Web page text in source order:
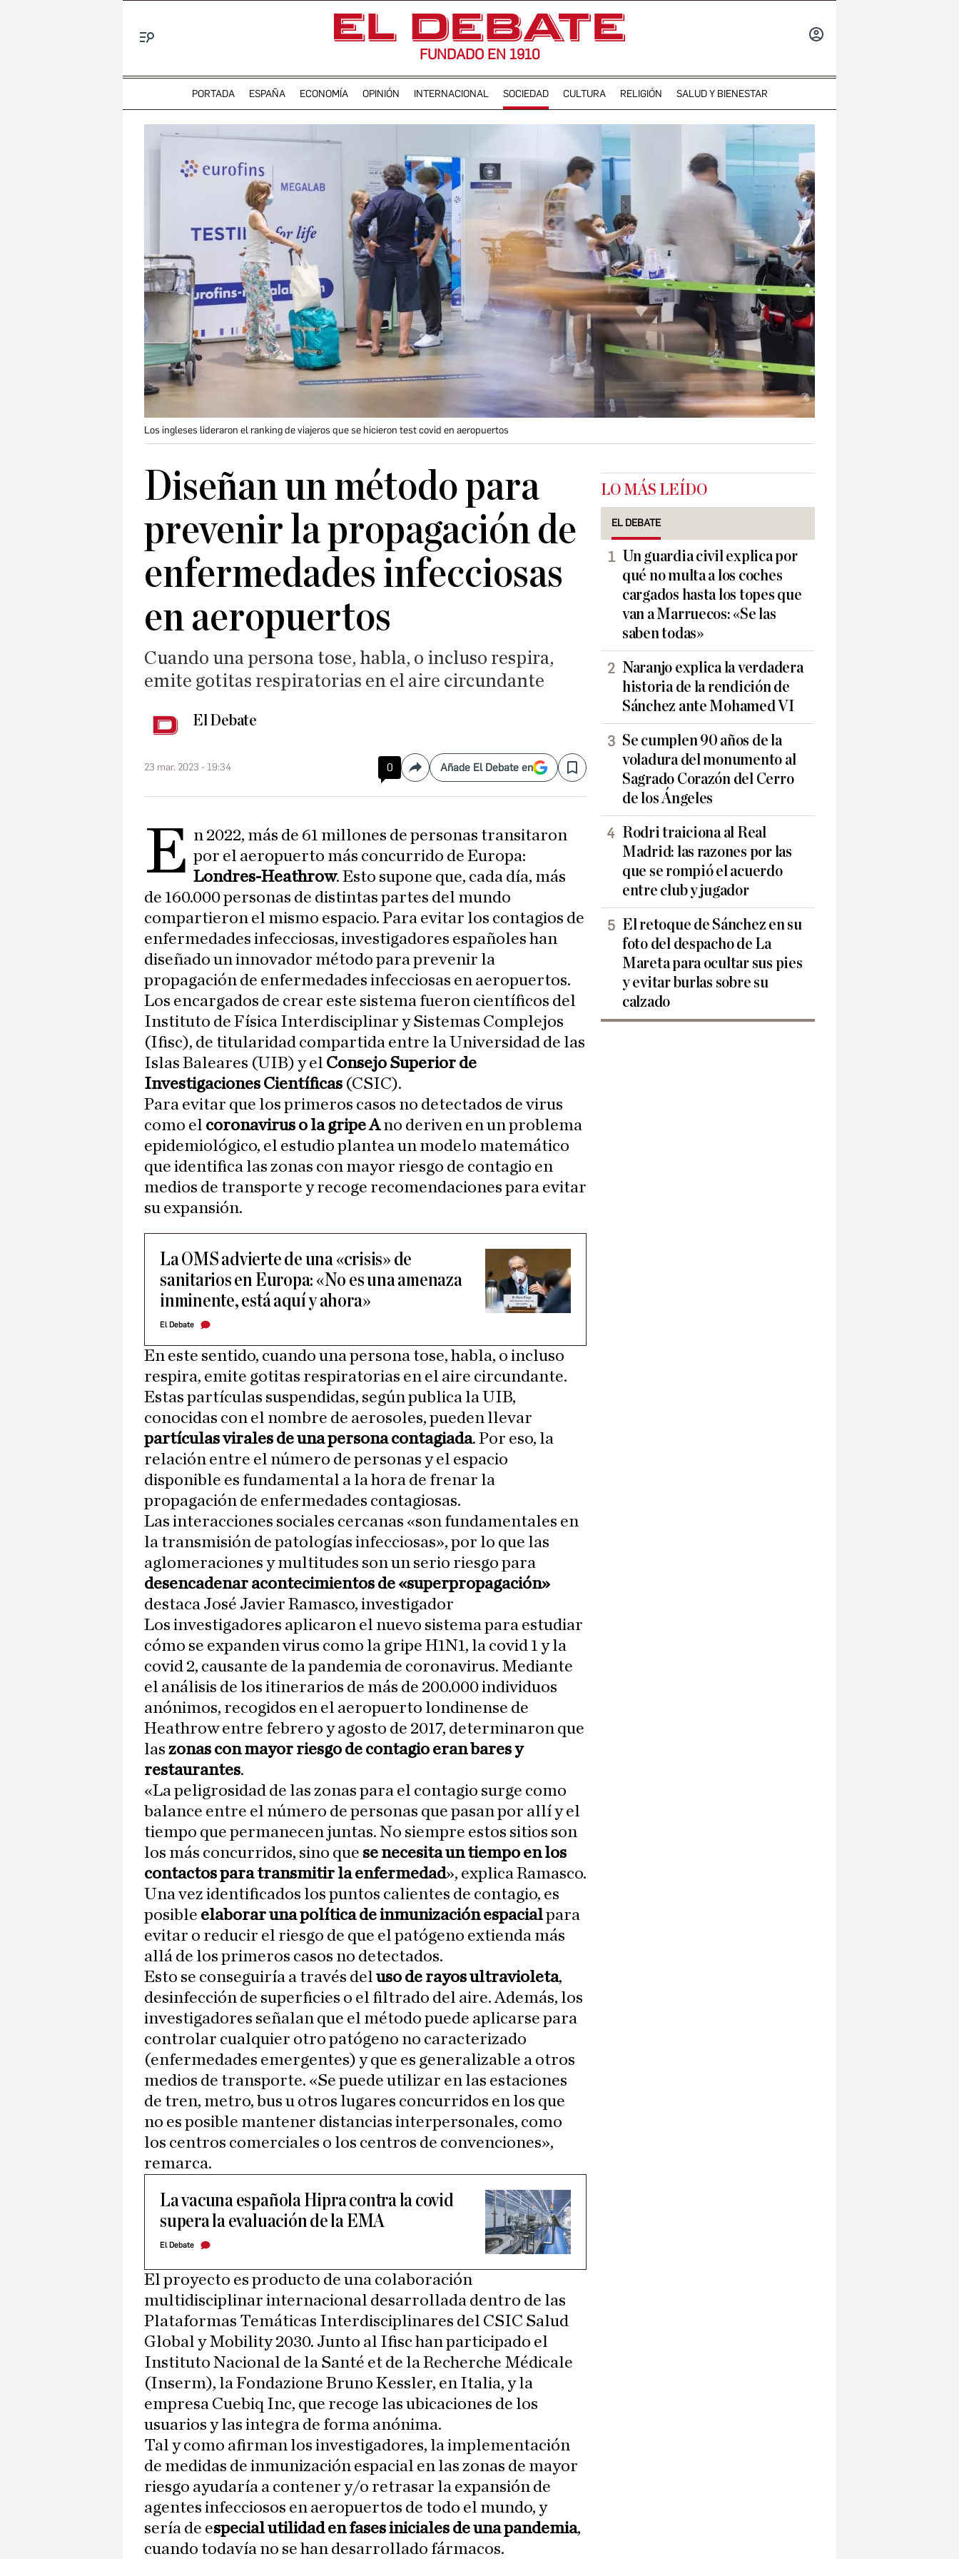
FUNDADO EN 1910
PORTADA ESPAÑA ECONOMÍA OPINIÓN INTERNACIONAL SOCIEDAD CULTURA RELIGIÓN SALUD Y BIENESTAR
Los ingleses lideraron el ranking de viajeros que se hicieron test covid en aeropuertos
Diseñan un método para
prevenir la propagación de
enfermedades infecciosas
en aeropuertos
Cuando una persona tose, habla, o incluso respira,
emite gotitas respiratorias en el aire circundante
El Debate
23 mar. 2023 - 19:34 0 CompartirAñade El Debate en Save
E n 2022, más de 61 millones de personas transitaron
por el aeropuerto más concurrido de Europa:
Londres-Heathrow. Esto supone que, cada día, más
de 160.000 personas de distintas partes del mundo
compartieron el mismo espacio. Para evitar los contagios de
enfermedades infecciosas, investigadores españoles han
diseñado un innovador método para prevenir la
propagación de enfermedades infecciosas en aeropuertos.
Los encargados de crear este sistema fueron científicos del
Instituto de Física Interdisciplinar y Sistemas Complejos
(Ifisc), de titularidad compartida entre la Universidad de las
Islas Baleares (UIB) y el Consejo Superior de
Investigaciones Científicas (CSIC).
Para evitar que los primeros casos no detectados de virus
como el coronavirus o la gripe Ano deriven en un problema
epidemiológico, el estudio plantea un modelo matemático
que identifica las zonas con mayor riesgo de contagio en
medios de transporte y recoge recomendaciones para evitar
su expansión.
La OMS advierte de una «crisis» de
sanitarios en Europa: «No es una amenaza
inminente, está aquí y ahora»
El Debate
En este sentido, cuando una persona tose, habla, o incluso
respira, emite gotitas respiratorias en el aire circundante.
Estas partículas suspendidas, según publica la UIB,
conocidas con el nombre de aerosoles, pueden llevar
partículas virales de una persona contagiada. Por eso, la
relación entre el número de personas y el espacio
disponible es fundamental a la hora de frenar la
propagación de enfermedades contagiosas.
Las interacciones sociales cercanas «son fundamentales en
la transmisión de patologías infecciosas», por lo que las
aglomeraciones y multitudes son un serio riesgo para
desencadenar acontecimientos de «superpropagación»
destaca José Javier Ramasco, investigador
Los investigadores aplicaron el nuevo sistema para estudiar
cómo se expanden virus como la gripe H1N1, la covid 1 y la
covid 2, causante de la pandemia de coronavirus. Mediante
el análisis de los itinerarios de más de 200.000 individuos
anónimos, recogidos en el aeropuerto londinense de
Heathrow entre febrero y agosto de 2017, determinaron que
las zonas con mayor riesgo de contagio eran bares y
restaurantes.
«La peligrosidad de las zonas para el contagio surge como
balance entre el número de personas que pasan por allí y el
tiempo que permanecen juntas. No siempre estos sitios son
los más concurridos, sino que se necesita un tiempo en los
contactos para transmitir la enfermedad», explica Ramasco.
Una vez identificados los puntos calientes de contagio, es
posible elaborar una política de inmunización espacialpara
evitar o reducir el riesgo de que el patógeno extienda más
allá de los primeros casos no detectados.
Esto se conseguiría a través del uso de rayos ultravioleta,
desinfección de superficies o el filtrado del aire. Además, los
investigadores señalan que el método puede aplicarse para
controlar cualquier otro patógeno no caracterizado
(enfermedades emergentes) y que es generalizable a otros
medios de transporte. «Se puede utilizar en las estaciones
de tren, metro, bus u otros lugares concurridos en los que
no es posible mantener distancias interpersonales, como
los centros comerciales o los centros de convenciones»,
remarca.
La vacuna española Hipra contra la covid
supera la evaluación de la EMA
El Debate
El proyecto es producto de una colaboración
multidisciplinar internacional desarrollada dentro de las
Plataformas Temáticas Interdisciplinares del CSIC Salud
Global y Mobility 2030. Junto al Ifisc han participado el
Instituto Nacional de la Santé et de la Recherche Médicale
(Inserm), la Fondazione Bruno Kessler, en Italia, y la
empresa Cuebiq Inc, que recoge las ubicaciones de los
usuarios y las integra de forma anónima.
Tal y como afirman los investigadores, la implementación
de medidas de inmunización espacial en las zonas de mayor
riesgo ayudaría a contener y/o retrasar la expansión de
agentes infecciosos en aeropuertos de todo el mundo, y
sería de especial utilidad en fases iniciales de una pandemia,
cuando todavía no se han desarrollado fármacos.
LO MÁS LEÍDO
EL DEBATE
Un guardia civil explica por
qué no multa a los coches
cargados hasta los topes que
van a Marruecos: «Se las
saben todas»
Naranjo explica la verdadera
historia de la rendición de
Sánchez ante Mohamed VI
Se cumplen 90 años de la
voladura del monumento al
Sagrado Corazón del Cerro
de los Ángeles
Rodri traiciona al Real
Madrid: las razones por las
que se rompió el acuerdo
entre club y jugador
El retoque de Sánchez en su
foto del despacho de La
Mareta para ocultar sus pies
y evitar burlas sobre su
calzado